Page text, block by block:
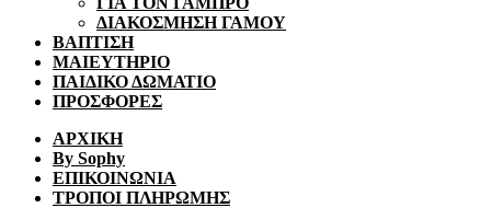
ΔΙΑΚΟΣΜΗΣΗ ΓΑΜΟΥ
ΒΑΠΤΙΣΗ
ΜΑΙΕΥΤΗΡΙΟ
ΠΑΙΔΙΚΟ ΔΩΜΑΤΙΟ
ΠΡΟΣΦΟΡΕΣ
ΑΡΧΙΚΗ
By Sophy
ΕΠΙΚΟΙΝΩΝΙΑ
ΤΡΟΠΟΙ ΠΛΗΡΩΜΗΣ